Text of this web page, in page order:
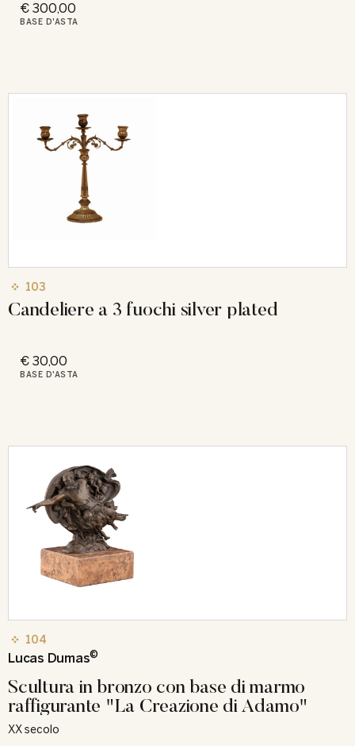
€ 300,00
BASE D'ASTA
103
Candeliere a 3 fuochi silver plated
€ 30,00
BASE D'ASTA
104
Lucas Dumas©
Scultura in bronzo con base di marmo
raffigurante "La Creazione di Adamo"
XX secolo